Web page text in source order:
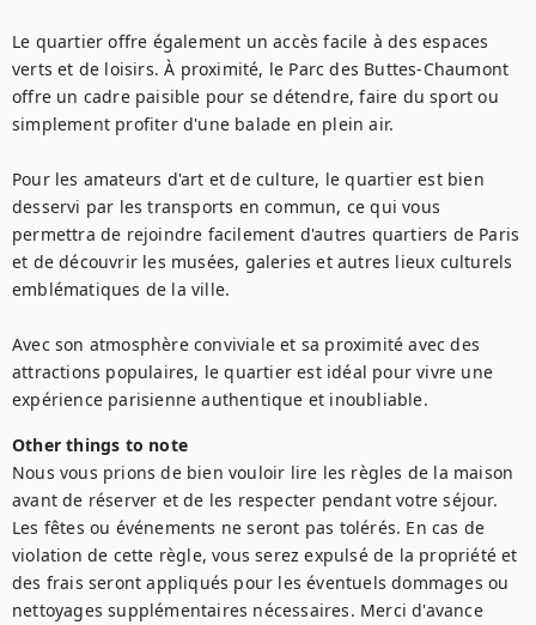
Le quartier offre également un accès facile à des espaces
verts et de loisirs. À proximité, le Parc des Buttes-Chaumont
offre un cadre paisible pour se détendre, faire du sport ou
simplement profiter d'une balade en plein air.
Pour les amateurs d'art et de culture, le quartier est bien
desservi par les transports en commun, ce qui vous
permettra de rejoindre facilement d'autres quartiers de Paris
et de découvrir les musées, galeries et autres lieux culturels
emblématiques de la ville.
Avec son atmosphère conviviale et sa proximité avec des
attractions populaires, le quartier est idéal pour vivre une
expérience parisienne authentique et inoubliable.
Other things to note
Nous vous prions de bien vouloir lire les règles de la maison
avant de réserver et de les respecter pendant votre séjour.
Les fêtes ou événements ne seront pas tolérés. En cas de
violation de cette règle, vous serez expulsé de la propriété et
des frais seront appliqués pour les éventuels dommages ou
nettoyages supplémentaires nécessaires. Merci d'avance